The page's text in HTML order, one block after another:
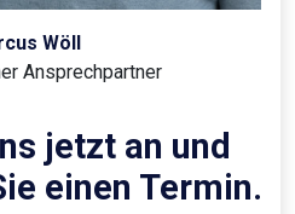
Wöll
Ansprechpartner
jetzt an und
einen Termin.